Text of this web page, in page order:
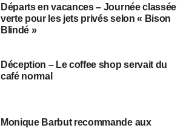
Départs en vacances – Journée classée
verte pour les jets privés selon « Bison
Blindé »
Déception – Le coffee shop servait du
café normal
Monique Barbut recommande aux